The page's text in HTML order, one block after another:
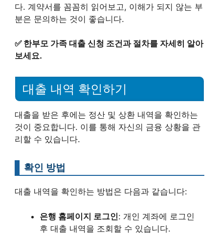
다. 계약서를 꼼꼼히 읽어보고, 이해가 되지 않는 부
분은 문의하는 것이 좋습니다.
✅ 한부모 가족 대출 신청 조건과 절차를 자세히 알아
보세요.
대출 내역 확인하기
대출을 받은 후에는 정산 및 상환 내역을 확인하는
것이 중요합니다. 이를 통해 자신의 금융 상황을 관
리할 수 있습니다.
확인 방법
대출 내역을 확인하는 방법은 다음과 같습니다:
은행 홈페이지 로그인: 개인 계좌에 로그인
후 대출 내역을 조회할 수 있습니다.